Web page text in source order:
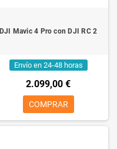
DJI Mavic 4 Pro con DJI RC 2
Envío en 24-48 horas
2.099,00 €
COMPRAR